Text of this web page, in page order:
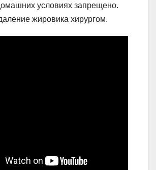
условиях запрещено.
жировика хирургом.